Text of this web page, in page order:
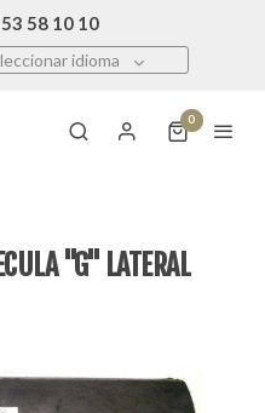
58 10 10
idioma
0
"G" LATERAL